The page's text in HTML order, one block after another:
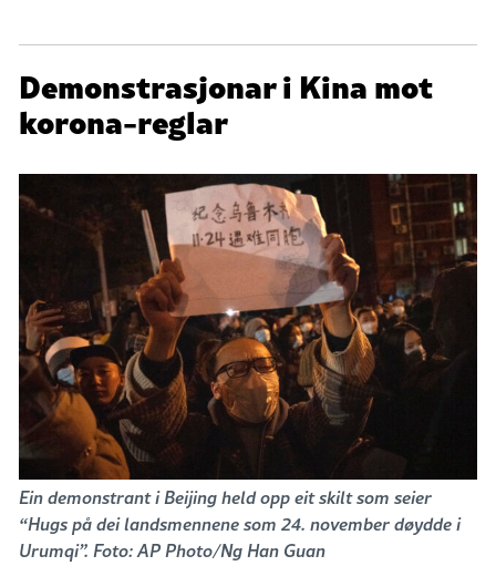
Demonstrasjonar i Kina mot
korona-reglar
Ein demonstrant i Beijing held opp eit skilt som seier
“Hugs på dei landsmennene som 24. november døydde i
Urumqi”. Foto: AP Photo/Ng Han Guan